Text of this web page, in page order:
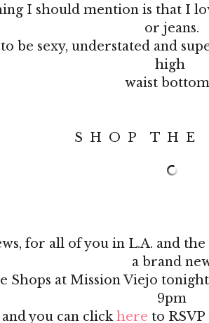
I should mention is that I
or jeans.
be sexy, understated and
high
waist
S H O P T H E
for all of you in L.A. and
a brand
Shops at Mission Viejo
9pm
and you can clickhere to